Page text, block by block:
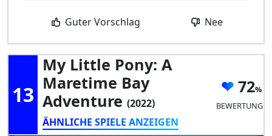
Guter Vorschlag Nee
13
My Little Pony: A
Maretime Bay
Adventure (2022)
ÄHNLICHE SPIELE ANZEIGEN
72
BEWERTUNG